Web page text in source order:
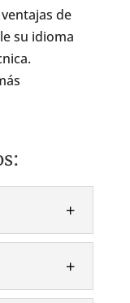
de
su idioma